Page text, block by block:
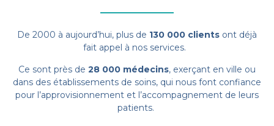
De 2000 à aujourd’hui, plus de 130 000 clients ont déjà
fait appel à nos services.
Ce sont près de 28 000 médecins, exerçant en ville ou
dans des établissements de soins, qui nous font confiance
pour l’approvisionnement et l’accompagnement de leurs
patients.